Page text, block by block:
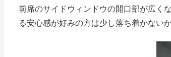
前席のサイドウィンドウの開口部が広く
る安心感が好みの方は少し落ち着かない